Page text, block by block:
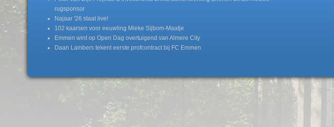
rugsponsor
Najaar '26 staat live!
102 kaarsen voor eeuwling Mieke Sijbom-Maatje
Emmen wint op Open Dag overtuigend van Almere City
Daan Lambers tekent eerste profcontract bij FC Emmen